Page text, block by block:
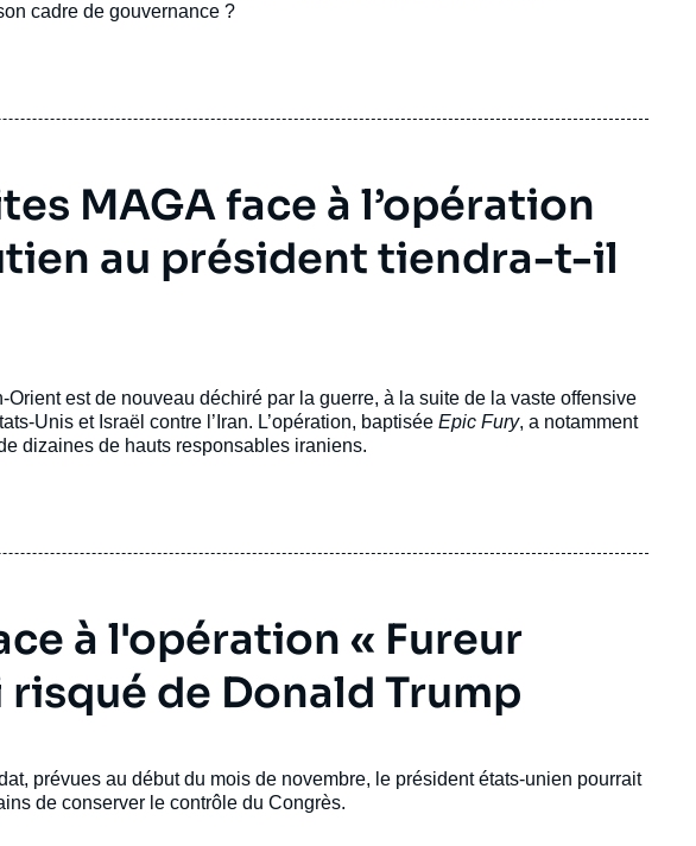
cadre de gouvernance ?
MAGA face à l’opération
au président tiendra-t-il
est de nouveau déchiré par la guerre, à la suite de la vaste offensive
Unis et Israël contre l’Iran. L’opération, baptisée Epic Fury, a notamment
dizaines de hauts responsables iraniens.
à l'opération « Fureur
de Donald Trump
prévues au début du mois de novembre, le président états-unien pourrait
de conserver le contrôle du Congrès.